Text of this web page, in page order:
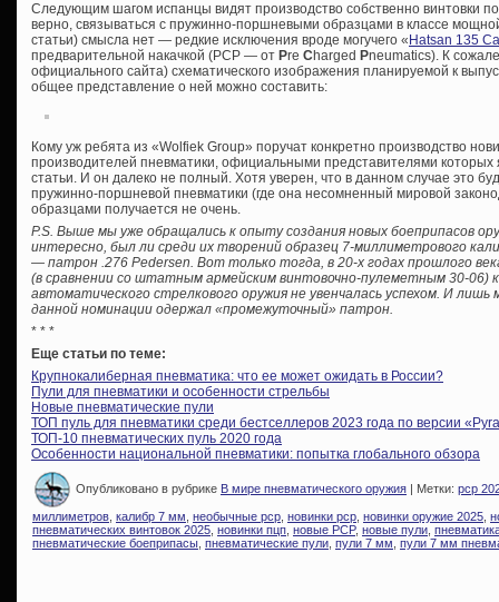
Следующим шагом испанцы видят производство собственно винтовки
верно, связываться с пружинно-поршневыми образцами в классе
статьи) смысла нет — редкие исключения вроде могучего « Hatsan 135
предварительной накачкой (PCP — от Pre C harged Pneumatics). К
официального сайта) схематического изображения планируемой к
общее представление о ней можно составить:
Кому уж ребята из «Wolfiek Group» поручат конкретно производство
производителей пневматики, официальными представителями
статьи. И он далеко не полный. Хотя уверен, что в данном случае это
пружинно-поршневой пневматики (где она несомненный мировой
образцами получается не очень.
P.S. Выше мы уже обращались к опыту создания новых боеприпасов
интересно, был ли среди их творений образец 7-миллиметрового
— патрон .276 Pedersen. Вот только тогда, в 20-х годах прошлого
(в сравнении со штатным армейским винтовочно-пулеметным 30-06)
автоматического стрелкового оружия не увенчалась успехом. И лишь
данной номинации одержал «промежуточный» патрон.
* * *
Еще статьи по теме:
Крупнокалиберная пневматика: что ее может ожидать в России?
Пули для пневматики и особенности стрельбы
Новые пневматические пули
ТОП пуль для пневматики среди бестселлеров 2023 года по версии
ТОП-10 пневматических пуль 2020 года
Особенности национальной пневматики: попытка глобального обзора
Опубликовано в рубрике В мире пневматического оружия | Метки: pcp
миллиметров калибр 7 мм необычные pcp новинки pcp новинки оружие 2025
пневматических винтовок 2025 новинки пцп новые PCP, новые пули
пневматические боеприпасы пневматические пули пули 7 мм пули 7 мм